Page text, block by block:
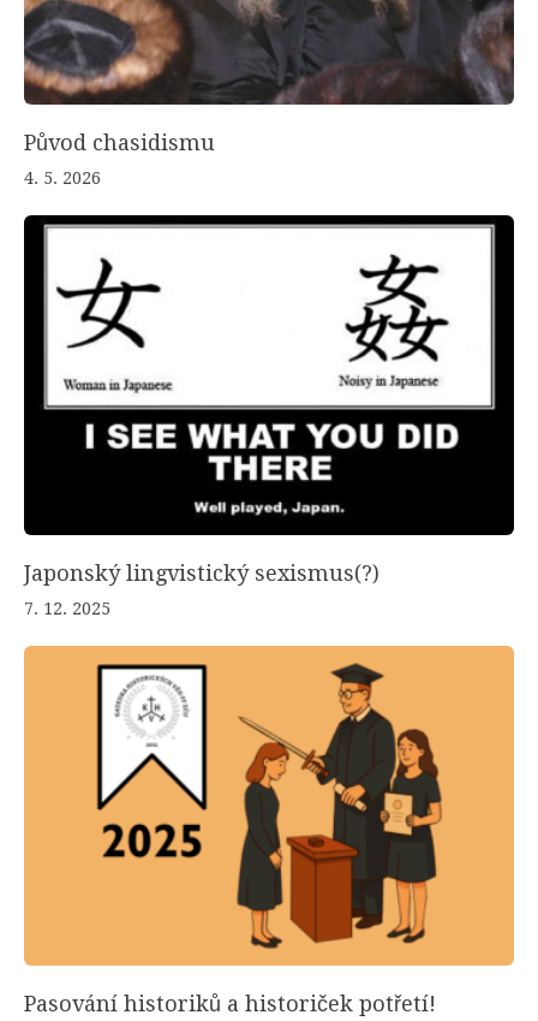
Původ chasidismu
4. 5. 2026
Japonský lingvistický sexismus(?)
7. 12. 2025
Pasování historiků a historiček potřetí!